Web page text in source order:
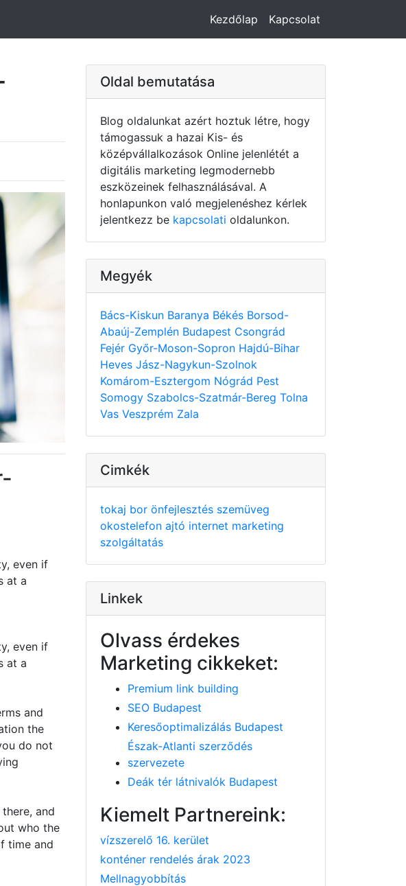
Kezdőlap Kapcsolat
even if
at a
even if
at a
and
the
do not
and
who the
time and
Oldal bemutatása
Blog oldalunkat azért hoztuk létre, hogy
támogassuk a hazai Kis- és
középvállalkozások Online jelenlétét a
digitális marketing legmodernebb
eszközeinek felhasználásával. A
honlapunkon való megjelenéshez kérlek
jelentkezz be kapcsolati oldalunkon.
Megyék
Bács-Kiskun Baranya Békés Borsod-
Abaúj-Zemplén Budapest Csongrád
Fejér Győr-Moson-Sopron Hajdú-Bihar
Heves Jász-Nagykun-Szolnok
Komárom-Esztergom Nógrád Pest
Somogy Szabolcs-Szatmár-Bereg Tolna
Vas Veszprém Zala
Cimkék
tokaj bor önfejlesztés szemüveg
okostelefon ajtó internet marketing
szolgáltatás
Linkek
Olvass érdekes
Marketing cikkeket:
Premium link building
SEO Budapest
Keresőoptimalizálás Budapest
Észak-Atlanti szerződés
szervezete
Deák tér látnivalók Budapest
Kiemelt Partnereink:
vízszerelő 16. kerület
konténer rendelés árak 2023
Mellnagyobbítás